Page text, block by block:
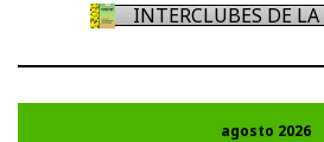
INTERCLUBES DE
agosto 2026